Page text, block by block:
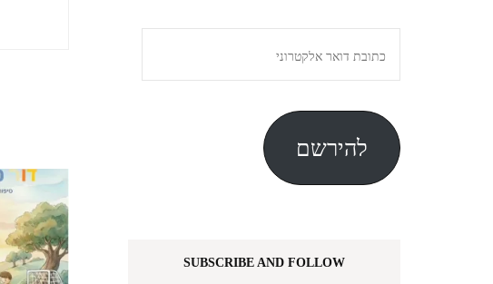
דואר
אלקטרוני
להירשם
SUBSCRIBE AND FOLLOW